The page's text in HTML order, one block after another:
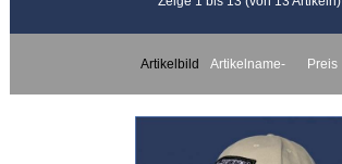
Artikelbild Artikelname- Preis